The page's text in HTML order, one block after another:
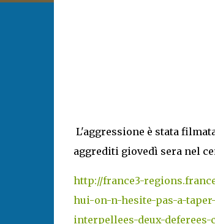
L'aggressione è stata
aggrediti giovedì sera nel
http://france3-
hui-on-n-hesite-pas-a-
interpellees-deux-deferees-